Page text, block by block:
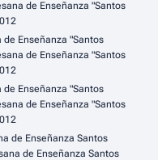
de Enseñanza "Santos
Enseñanza "Santos
de Enseñanza "Santos
Enseñanza "Santos
de Enseñanza "Santos
de Enseñanza Santos
de Enseñanza Santos